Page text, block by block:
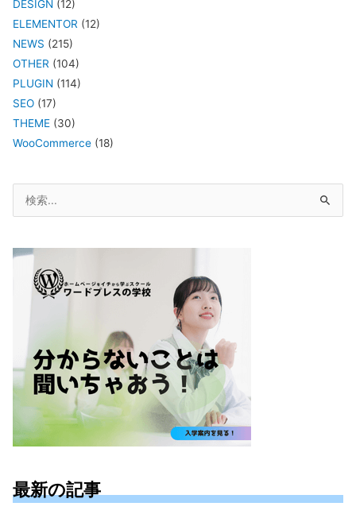
DESIGN (12)
ELEMENTOR (12)
NEWS (215)
OTHER (104)
PLUGIN (114)
SEO (17)
THEME (30)
WooCommerce (18)
象:
最新の記事